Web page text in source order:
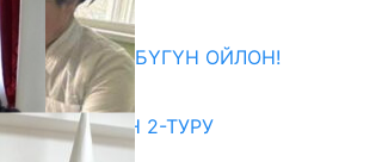
ҮЧҮН БҮГҮН ОЙЛОН!
АЛУУНУН 2-ТУРУ